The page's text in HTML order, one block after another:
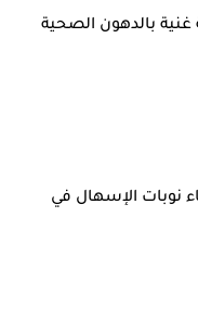
نوبات الإسهال في